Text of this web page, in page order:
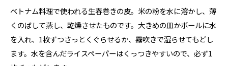
ベトナム料理で使われる生春巻きの皮。米の粉を水に溶かし、薄
くのばして蒸し、乾燥させたものです。大きめの皿かボールに水
を入れ、1枚ずつさっとくぐらせるか、霧吹きで湿らせてもどし
ます。水を含んだライスペーパーはくっつきやすいので、必ず1